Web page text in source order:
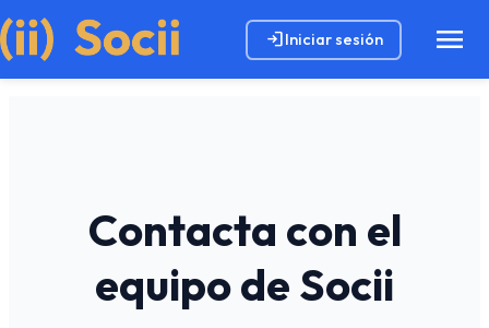
loginIniciar sesión menu
Contacta con el
equipo de Socii